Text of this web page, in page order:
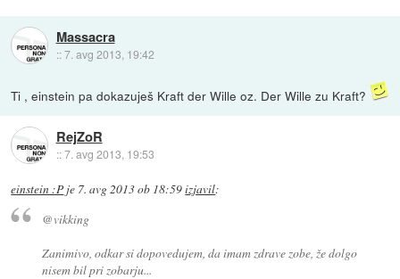
Massacra
::7. avg 2013, 19:42
Ti , einstein pa dokazuješ Kraft der Wille oz. Der Wille zu Kraft?
RejZoR
::7. avg 2013, 19:53
einstein :P je 7. avg 2013 ob 18:59izjavil:
@vikking
Zanimivo, odkar si dopovedujem, da imam zdrave zobe, že dolgo
nisem bil pri zobarju...